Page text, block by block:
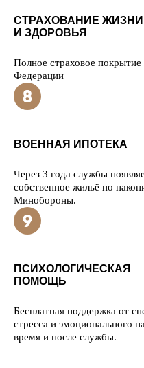
СТРАХОВАНИЕ ЖИЗНИ
И ЗДОРОВЬЯ
Полное страховое
Федерации
ВОЕННАЯ ИПОТЕКА
Через 3 года службы
собственное жильё по
Минобороны.
ПСИХОЛОГИЧЕСКАЯ
ПОМОЩЬ
Бесплатная поддержка от
стресса и эмоционального
время и после службы.